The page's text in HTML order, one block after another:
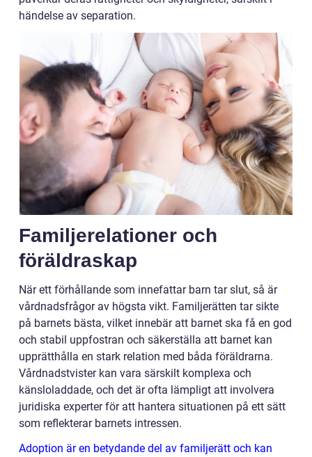
händelse av separation.
Familjerelationer och
föräldraskap
När ett förhållande som innefattar barn tar slut, så är
vårdnadsfrågor av högsta vikt. Familjerätten tar sikte
på barnets bästa, vilket innebär att barnet ska få en god
och stabil uppfostran och säkerställa att barnet kan
upprätthålla en stark relation med båda föräldrarna.
Vårdnadstvister kan vara särskilt komplexa och
känsloladdade, och det är ofta lämpligt att involvera
juridiska experter för att hantera situationen på ett sätt
som reflekterar barnets intressen.
Adoption är en betydande del av familjerätt och kan